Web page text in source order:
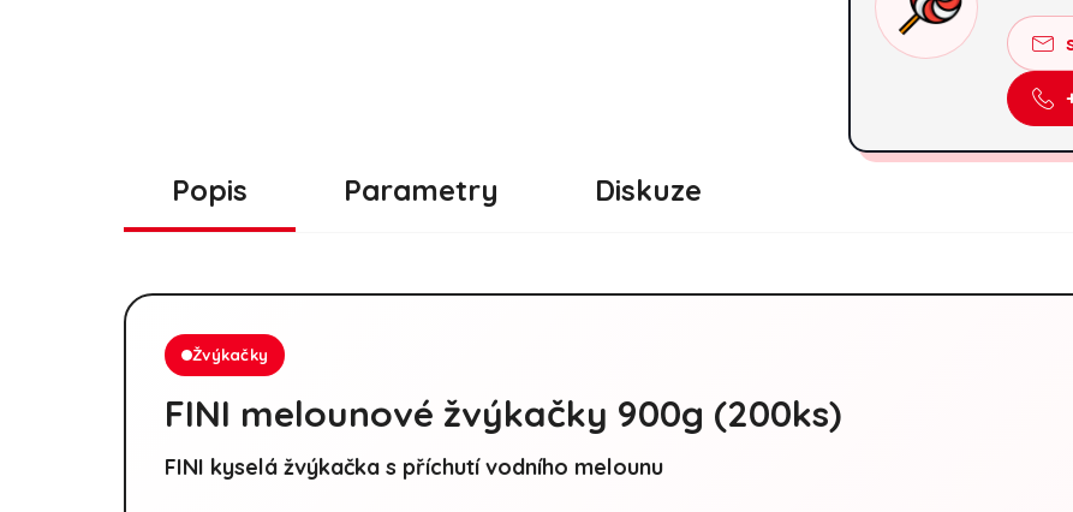
Popis Parametry Diskuze
Žvýkačky
FINI melounové žvýkačky 900g (200ks)
FINI kyselá žvýkačka s příchutí vodního melounu